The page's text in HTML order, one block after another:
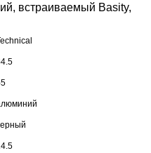
встраиваемый Basity,